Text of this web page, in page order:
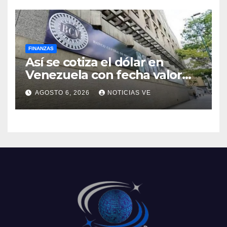
FINANZAS
Así se cotiza el dólar en
Venezuela con fecha valor
viernes 7 de agosto de 2026
AGOSTO 6, 2026 NOTICIAS VE